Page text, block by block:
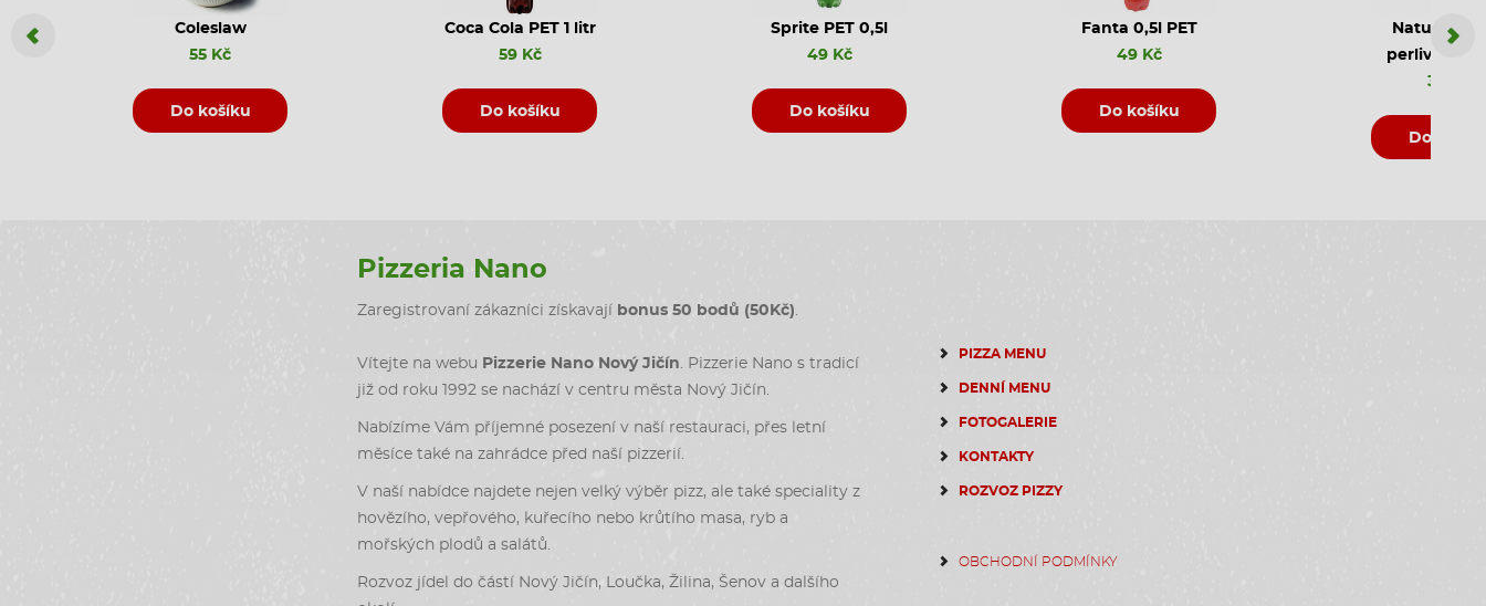
Coleslaw
55 Kč
Do košíku
Coca Cola PET 1 litr
59 Kč
Do košíku
Sprite PET 0,5l
49 Kč
Do košíku
Fanta 0,5l PET
49 Kč
Do košíku
Natura
perlivá PET
35 Kč
Do
Pizzeria Nano
Zaregistrovaní zákazníci získavají bonus 50 bodů (50Kč)
Vítejte na webu Pizzerie Nano Nový Jičín . Pizzerie Nano s tradicí
již od roku 1992 se nachází v centru města Nový Jičín.
Nabízíme Vám příjemné posezení v naší restauraci, přes letní
měsíce také na zahrádce před naší pizzerií.
V naší nabídce najdete nejen velký výběr pizz, ale také speciality z
hovězího, vepřového, kuřecího nebo krůtího masa, ryb a
mořských plodů a salátů.
Rozvoz jídel do částí Nový Jičín, Loučka, Žilina, Šenov a dalšího
PIZZA MENU
DENNÍ MENU
FOTOGALERIE
KONTAKTY
ROZVOZ PIZZY
OBCHODNÍ PODMÍNKY